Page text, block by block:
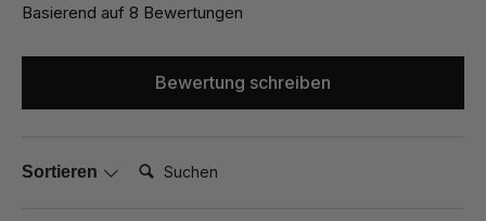
Basierend auf 8 Bewertungen
Bewertung schreiben
Sortieren Suchen: